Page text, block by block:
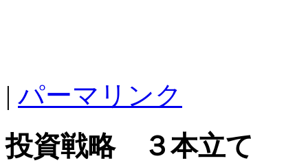
| パーマリンク
投資戦略 ３本立て